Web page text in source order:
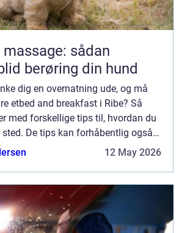
massage: sådan
berøring din hund
dig en overnatning ude, og må
etbed and breakfast i Ribe? Så
med forskellige tips til, hvordan du
De tips kan forhåbentlig også
at havne et sted, som er lige efter
12 May 2026